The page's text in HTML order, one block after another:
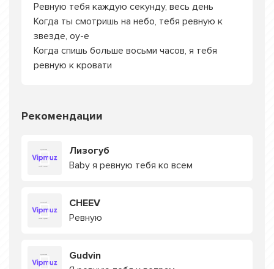
Ревную тебя каждую секунду, весь день
Когда ты смотришь на небо, тебя ревную к
звезде, оу-е
Когда спишь больше восьми часов, я тебя
ревную к кровати
Рекомендации
Лизогуб
Baby я ревную тебя ко всем
CHEEV
Ревную
Gudvin